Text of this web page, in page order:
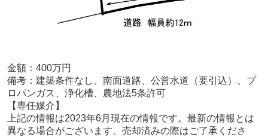
金額：400万円
備考： 建築条件なし、南面道路、公営水道（要引込）、プ
ロパンガス、浄化槽、農地法5条許可
【専任媒介 】
上記の情報は2023年6月現在の情報です。最新の情報とは
異なる場合がございます。売却済みの際はご了承くださ